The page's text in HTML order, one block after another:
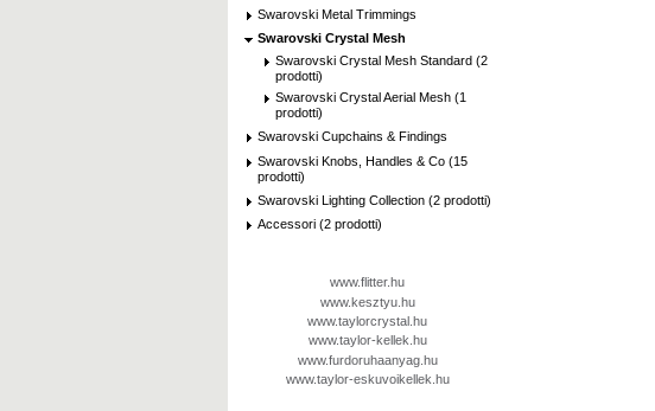
Swarovski Metal Trimmings
Swarovski Crystal Mesh
Swarovski Crystal Mesh Standard (2
prodotti)
Swarovski Crystal Aerial Mesh (1
prodotti)
Swarovski Cupchains & Findings
Swarovski Knobs, Handles & Co (15
prodotti)
Swarovski Lighting Collection (2 prodotti)
Accessori (2 prodotti)
www.flitter.hu
www.kesztyu.hu
www.taylorcrystal.hu
www.taylor-kellek.hu
www.furdoruhaanyag.hu
www.taylor-eskuvoikellek.hu